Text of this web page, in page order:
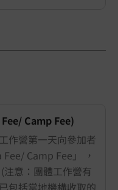
Camp Fee)
作營第一天向參加者
Camp Fee」 ，
意：團體工作營有
包括當地機構收取的